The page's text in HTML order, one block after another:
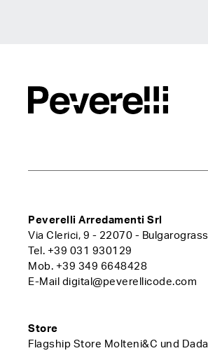
Peverelli Arredamenti Srl
Via Clerici, 9 - 22070 -
Tel. +39 031 930129
Mob. +39 349 6648428
E-Mail digital@peverellicode.com
Store
Flagship Store Molteni&C und